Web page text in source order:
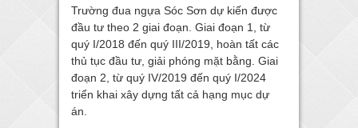
Trường đua ngựa Sóc Sơn dự kiến được
đầu tư theo 2 giai đoạn. Giai đoạn 1, từ
quý I/2018 đến quý III/2019, hoàn tất các
thủ tục đầu tư, giải phóng mặt bằng. Giai
đoạn 2, từ quý IV/2019 đến quý I/2024
triển khai xây dựng tất cả hạng mục dự
án.